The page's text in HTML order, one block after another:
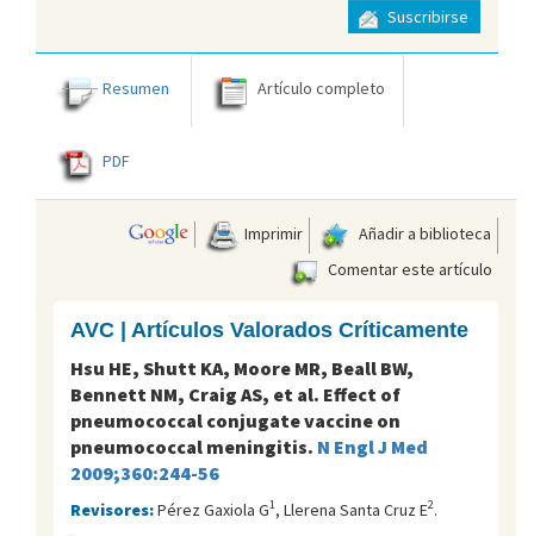
Suscribirse
Resumen Artículo completo
PDF
Imprimir
Añadir a biblioteca
Comentar este artículo
AVC | Artículos Valorados Críticamente
Hsu HE, Shutt KA, Moore MR, Beall BW,
Bennett NM, Craig AS, et al. Effect of
pneumococcal conjugate vaccine on
pneumococcal meningitis. N Engl J Med
2009;360:244-56
Revisores:Pérez Gaxiola G1, Llerena Santa Cruz E2.